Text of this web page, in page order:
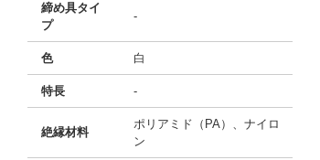
締め具タイ
プ
-
色 白
特長 -
絶縁材料
ポリアミド（PA）、ナイロ
ン